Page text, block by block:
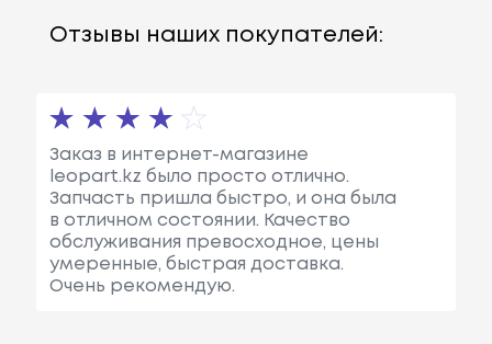
Отзывы наших покупателей:
Заказ в интернет-магазине
leopart.kz было просто отлично.
Запчасть пришла быстро, и она была
в отличном состоянии. Качество
обслуживания превосходное, цены
умеренные, быстрая доставка.
Очень рекомендую.